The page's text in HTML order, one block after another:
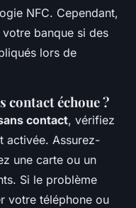
NFC. Cependant,
banque si des
lors de
contact échoue ?
contact, vérifiez
activée. Assurez-
une carte ou un
Si le problème
votre téléphone ou